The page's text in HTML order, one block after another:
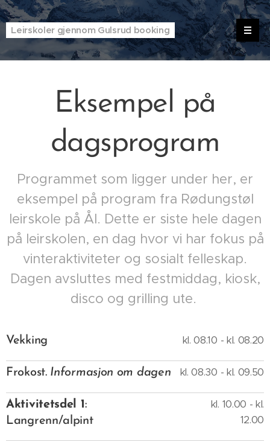
Leirskoler gjennom Gulsrud booking
Eksempel på
dagsprogram
Programmet som ligger under her, er
eksempel på program fra Rødungstøl
leirskole på Ål. Dette er siste hele dagen
på leirskolen, en dag hvor vi har fokus på
vinteraktiviteter og sosialt felleskap.
Dagen avsluttes med festmiddag, kiosk,
disco og grilling ute.
Vekking kl. 08.10 - kl. 08.20
Frokost. Informasjon om dagen kl. 08.30 - kl. 09.50
Aktivitetsdel 1:
Langrenn/alpint
kl. 10.00 - kl.
12.00